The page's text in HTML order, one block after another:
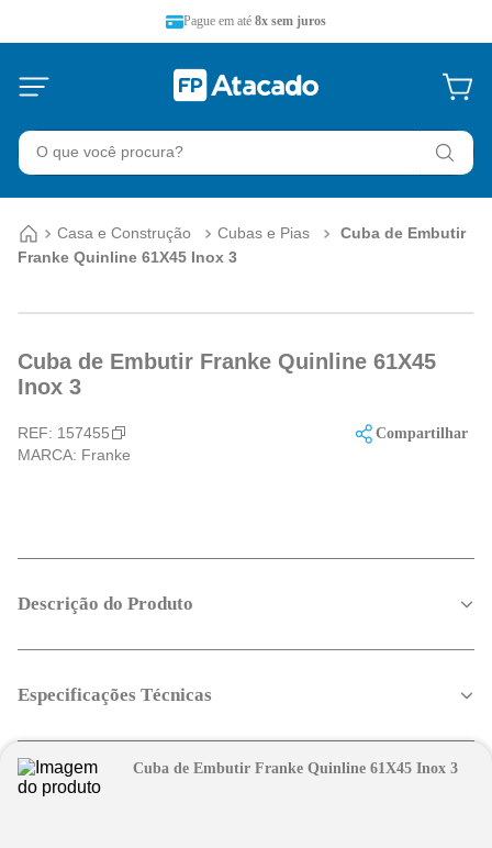
Pague em até 8x sem juros
O que você procura?
Casa e Construção Cubas e Pias
Cuba de Embutir
Franke Quinline 61X45 Inox 3
Cuba de Embutir Franke Quinline 61X45
Inox 3
REF: 157455
MARCA: Franke
Compartilhar
Descrição do Produto
Especificações Técnicas
Cuba de Embutir Franke Quinline 61X45 Inox 3